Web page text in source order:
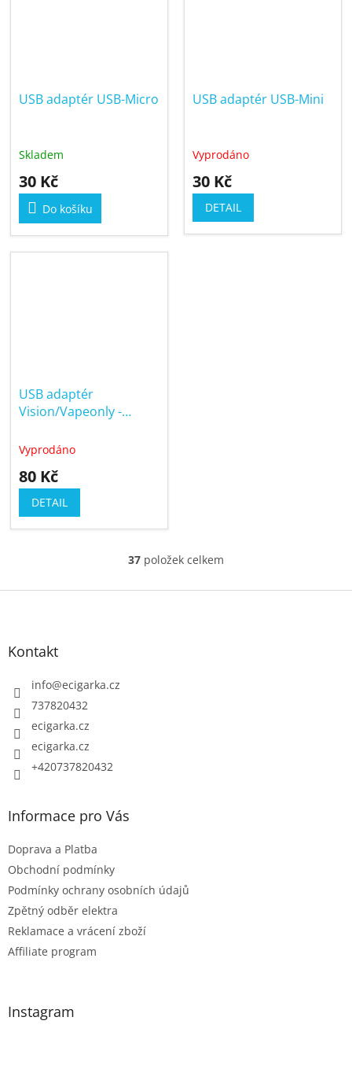
USB adaptér USB-Micro
Skladem
30 Kč
Do košíku
USB adaptér USB-Mini
Vyprodáno
30 Kč
DETAIL
USB adaptér
Vision/Vapeonly -
Vyprodáno
80 Kč
DETAIL
O
u
37 položek celkem
Kontakt
info@ecigarka.cz
737820432
ecigarka.cz
ecigarka.cz
+420737820432
Informace pro Vás
Doprava a Platba
Obchodní podmínky
Podmínky ochrany osobních údajů
Zpětný odběr elektra
Reklamace a vrácení zboží
Affiliate program
Instagram